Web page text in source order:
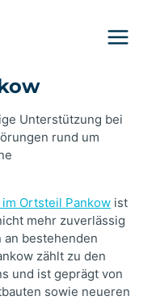
Unterstützung bei
rund um
Ortsteil Pankow ist
mehr zuverlässig
bestehenden
zählt zu den
und ist geprägt von
sowie neueren